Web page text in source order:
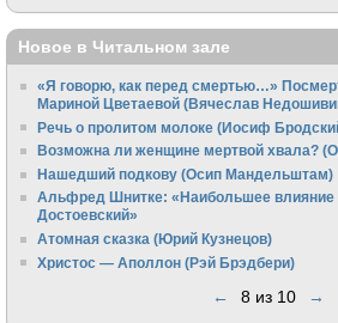
Новое в Читальном зале
«Я говорю, как перед смертью…»
Мариной Цветаевой (Вячеслав
Речь о пролитом молоке (Иосиф
Возможна ли женщине мертвой хвала?
Нашедший подкову (Осип Мандельштам)
Альфред Шнитке: «Наибольшее влияние
Достоевский»
Атомная сказка (Юрий Кузнецов)
Христос — Аполлон (Рэй Брэдбери)
← 8 из 10 →